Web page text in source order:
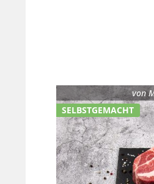
SELBSTGEMACHT
von